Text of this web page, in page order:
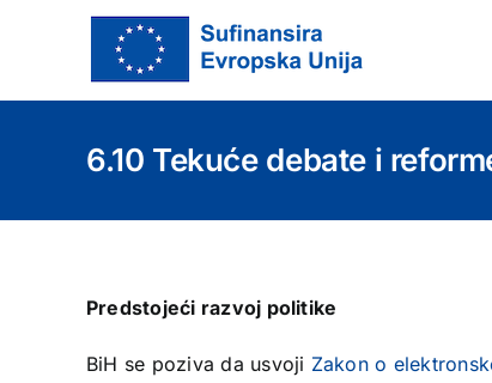
6.10 Tekuće debate i
Predstojeći razvoj politike
BiH se poziva da usvoji Zakon o